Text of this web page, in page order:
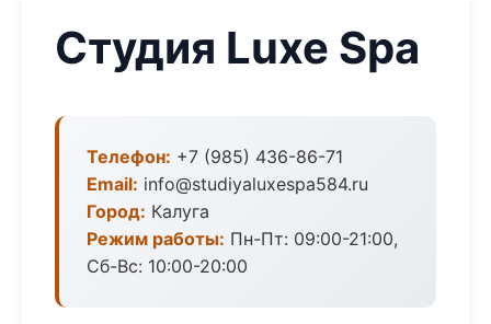
Студия Luxe Spa
Телефон: +7 (985) 436-86-71
Email: info@studiyaluxespa584.ru
Город: Калуга
Режим работы: Пн-Пт: 09:00-21:00,
Сб-Вс: 10:00-20:00